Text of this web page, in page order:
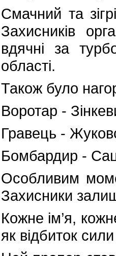
Смачний та
Захисників
вдячні за
області.
Також було
Воротар -
Гравець -
Бомбардир -
Особливим
Захисники
Кожне ім’я,
як відбиток